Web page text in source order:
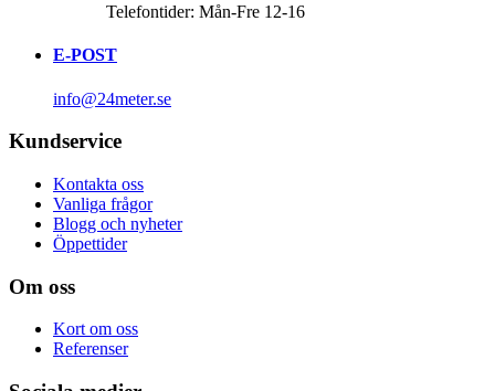
Telefontider: Mån-Fre 12-16
E-POST
info@24meter.se
Kundservice
Kontakta oss
Vanliga frågor
Blogg och nyheter
Öppettider
Om oss
Kort om oss
Referenser